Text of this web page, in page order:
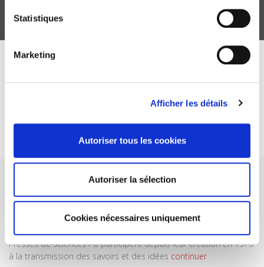
Statistiques
Marketing
Afficher les détails
Autoriser tous les cookies
Autoriser la sélection
Cookies nécessaires uniquement
Je m’abonne
Maison d'édition dédiée aux sciences humaines et sociales, les
Presses de Sciences Po participent depuis leur création en 1976
à la transmission des savoirs et des idées continuer